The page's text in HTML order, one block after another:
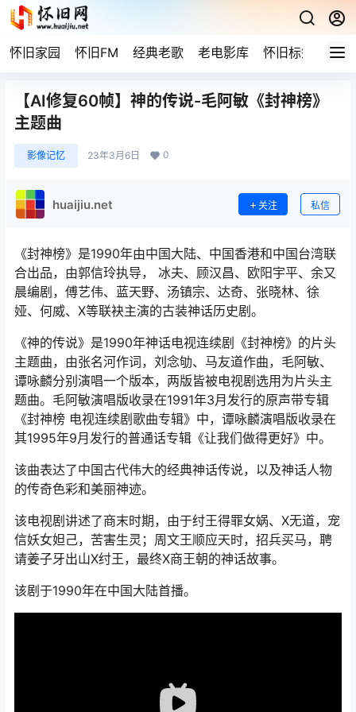
怀旧家园 怀旧FM 经典老歌 老电影库 怀旧标签 网
【AI修复60帧】神的传说-毛阿敏《封神榜》
主题曲
影像记忆 23年3月6日 0
huaijiu.net 关注 私信
《封神榜》是1990年由中国大陆、中国香港和中国台湾联
合出品，由郭信玲执导， 冰夫、顾汉昌、欧阳宇平、余又
晨编剧，傅艺伟、蓝天野、汤镇宗、达奇、张晓林、徐
娅、何威、X等联袂主演的古装神话历史剧。
《神的传说》是1990年神话电视连续剧《封神榜》的片头
主题曲，由张名河作词，刘念劬、马友道作曲，毛阿敏、
谭咏麟分别演唱一个版本，两版皆被电视剧选用为片头主
题曲。毛阿敏演唱版收录在1991年3月发行的原声带专辑
《封神榜 电视连续剧歌曲专辑》中，谭咏麟演唱版收录在
其1995年9月发行的普通话专辑《让我们做得更好》中。
该曲表达了中国古代伟大的经典神话传说，以及神话人物
的传奇色彩和美丽神迹。
该电视剧讲述了商末时期，由于纣王得罪女娲、X无道，宠
信妖女妲己，苦害生灵；周文王顺应天时，招兵买马，聘
请姜子牙出山X纣王，最终X商王朝的神话故事。
该剧于1990年在中国大陆首播。